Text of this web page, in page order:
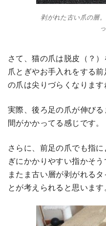
剥がれた古い爪の層
さて、猫の爪は脱皮（？
爪とぎやお手入れをする
の爪は尖りづらくなります
実際、後ろ足の爪が伸び
間がかかってる感じです。
さらに、前足の爪でも指
ぎにかかりやすい指かそ
またま古い層が剥がれる
とが考えられると思います。